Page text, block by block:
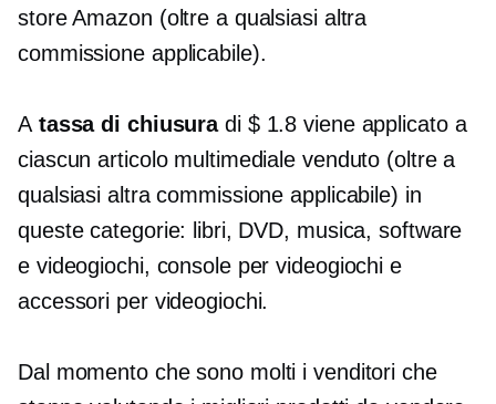
store Amazon (oltre a qualsiasi altra
commissione applicabile).
A tassa di chiusuradi $ 1.8 viene applicato a
ciascun articolo multimediale venduto (oltre a
qualsiasi altra commissione applicabile) in
queste categorie: libri, DVD, musica, software
e videogiochi, console per videogiochi e
accessori per videogiochi.
Dal momento che sono molti i venditori che